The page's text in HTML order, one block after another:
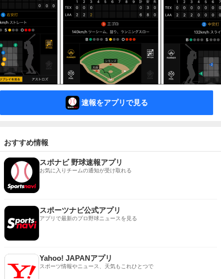
速報をアプリで見る
おすすめ情報
スポナビ 野球速報アプリ
お気に入りチームの通知が受け取れる
スポーツナビ公式アプリ
アプリで最新のプロ野球ニュースを見る
Yahoo! JAPANアプリ
スポーツ情報やニュース、天気もこれひとつで